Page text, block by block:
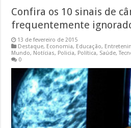
Confira os 10 sinais de
frequentemente
13 de fevereiro de 2015
Destaque, Economia, Educação,
Mundo, Notícias, Policia, Política, Saúde,
0